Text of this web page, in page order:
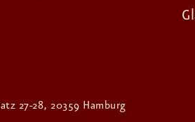
27-28, 20359 Hamburg